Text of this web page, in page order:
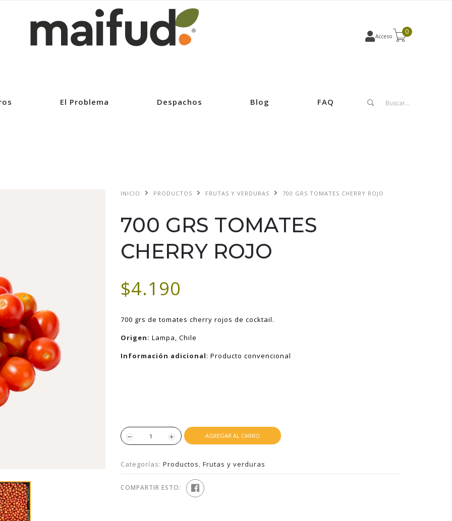
Acceso
0
El Problema Despachos Blog FAQ
INICIO PRODUCTOS FRUTAS Y VERDURAS 700 GRS TOMATES CHERRY ROJO
700 GRS TOMATES
CHERRY ROJO
$4.190
700 grs de tomates cherry rojos de cocktail.
Origen: Lampa, Chile
Información adicional: Producto convencional
AGREGAR AL CARRO
Categorías: Productos, Frutas y verduras
COMPARTIR ESTO: